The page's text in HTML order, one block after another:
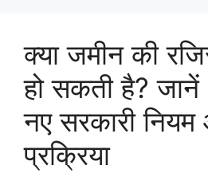
क्या जमीन की
हो सकती है?
नए सरकारी
प्रक्रिया